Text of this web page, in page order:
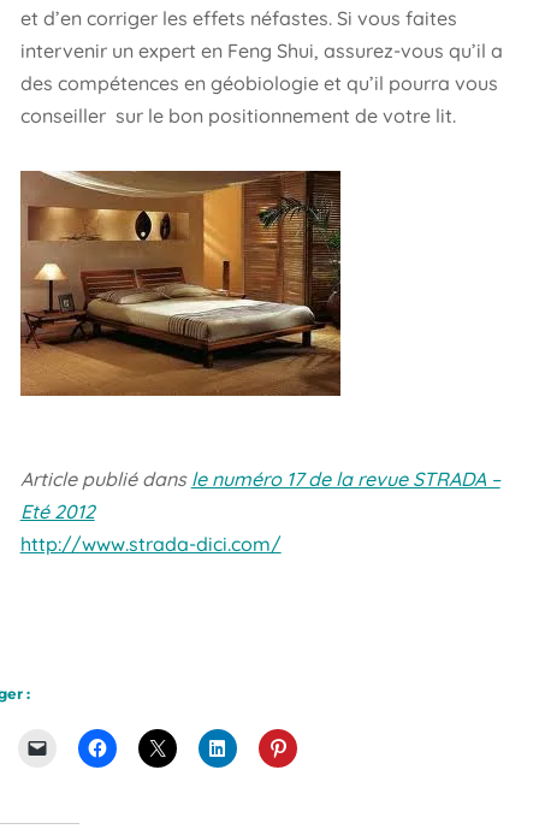
et d’en corriger les effets néfastes. Si vous faites
intervenir un expert en Feng Shui, assurez-vous qu’il a
des compétences en géobiologie et qu’il pourra vous
conseiller sur le bon positionnement de votre lit.
Article publié dans le numéro 17 de la revue STRADA –
Eté 2012
http://www.strada-dici.com/
: